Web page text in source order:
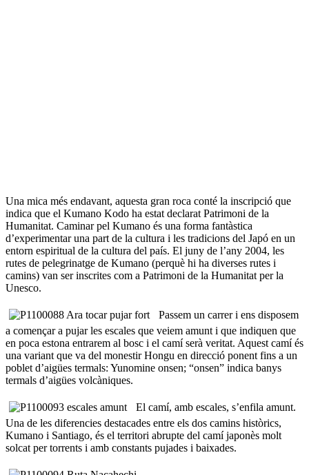
Una mica més endavant, aquesta gran roca conté la inscripció que
indica que el Kumano Kodo ha estat declarat Patrimoni de la
Humanitat. Caminar pel Kumano és una forma fantàstica
d’experimentar una part de la cultura i les tradicions del Japó en un
entorn espiritual de la cultura del país. El juny de l’any 2004, les
rutes de pelegrinatge de Kumano (perquè hi ha diverses rutes i
camins) van ser inscrites com a Patrimoni de la Humanitat per la
Unesco.
Passem un carrer i ens disposem
a començar a pujar les escales que veiem amunt i que indiquen que
en poca estona entrarem al bosc i el camí serà veritat. Aquest camí és
una variant que va del monestir Hongu en direcció ponent fins a un
poblet d’aigües termals: Yunomine onsen; “onsen” indica banys
termals d’aigües volcàniques.
El camí, amb escales, s’enfila amunt.
Una de les diferencies destacades entre els dos camins històrics,
Kumano i Santiago, és el territori abrupte del camí japonès molt
solcat per torrents i amb constants pujades i baixades.